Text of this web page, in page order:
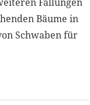
Bäume in
Schwaben für